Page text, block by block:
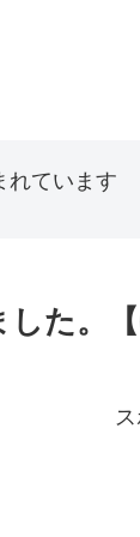
れています
た。